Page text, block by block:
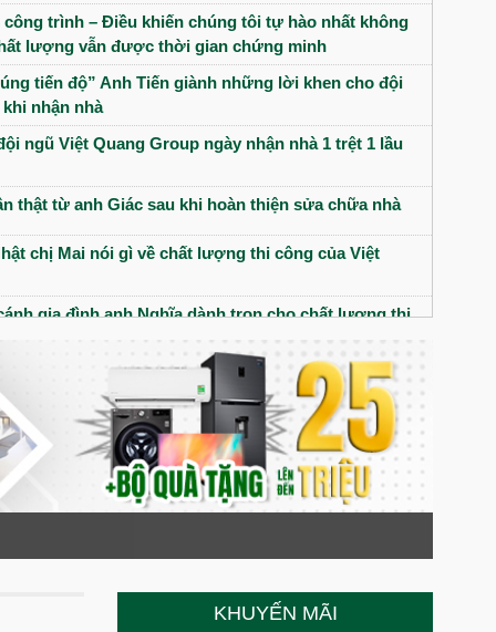
công trình – Điều khiến chúng tôi tự hào nhất không
lượng vẫn được thời gian chứng minh
tiến độ” Anh Tiến giành những lời khen cho đội
nhận nhà
ngũ Việt Quang Group ngày nhận nhà 1 trệt 1 lầu
thật từ anh Giác sau khi hoàn thiện sửa chữa nhà
chị Mai nói gì về chất lượng thi công của Việt
gia đình anh Nghĩa dành trọn cho chất lượng thi
Quang Group
nhà phố tân cổ điển cho gia đình chị Thúy
vợ chống trẻ có gì? Chất lượng thi công xây dựng
Anh Minh đánh giá cao chất lượng thi công của Việt
3 lầu chú Liệt đánh giá chất lượng thi công ra sao?
cô Nga nói gì về Việt Quang Group
KHUYẾN MÃI